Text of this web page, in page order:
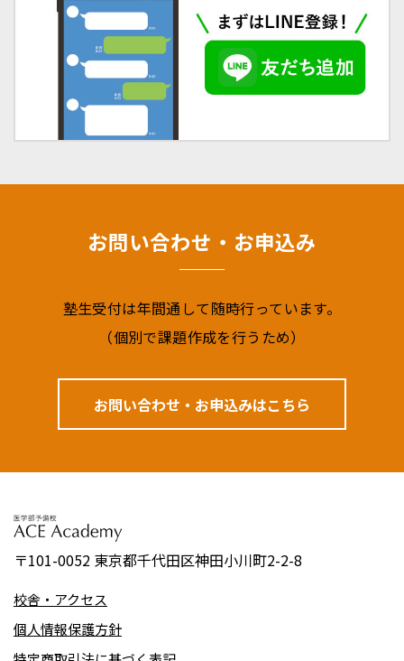
お問い合わせ・お申込み
塾⽣受付は年間通して随時⾏っています。
（個別で課題作成を⾏うため）
お問い合わせ・お申込みはこちら
〒101-0052 東京都千代⽥区神⽥⼩川町2-2-8
校舎・アクセス
個人情報保護方針